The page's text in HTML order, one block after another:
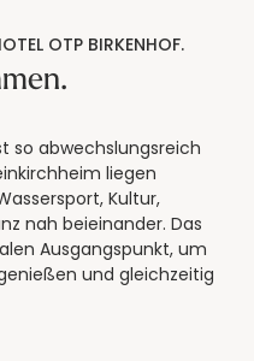
OTP BIRKENHOF.
so abwechslungsreich
liegen
Kultur,
nah beieinander. Das
Ausgangspunkt, um
und gleichzeitig